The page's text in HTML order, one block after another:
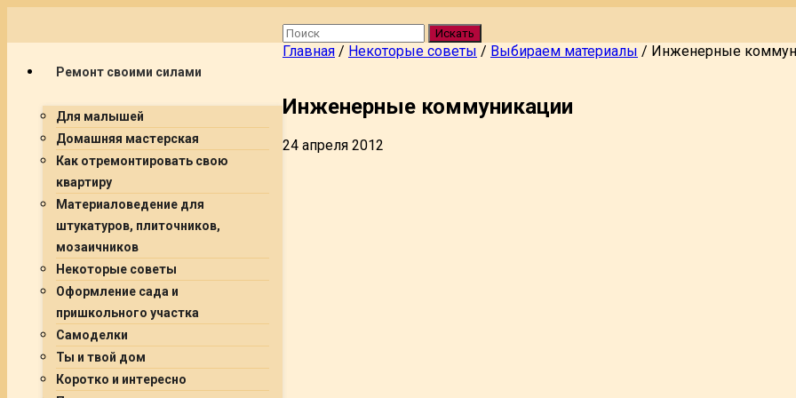
Ремонт своими силами
Для малышей
Домашняя мастерская
Как отремонтировать свою
квартиру
Материаловедение для
штукатуров, плиточников,
мозаичников
Некоторые советы
Оформление сада и
пришкольного участка
Самоделки
Ты и твой дом
Коротко и интересно
Искать
Главная / Некоторые советы / Выбираем материалы / Инженерные
Инженерные коммуникации
24 апреля 2012